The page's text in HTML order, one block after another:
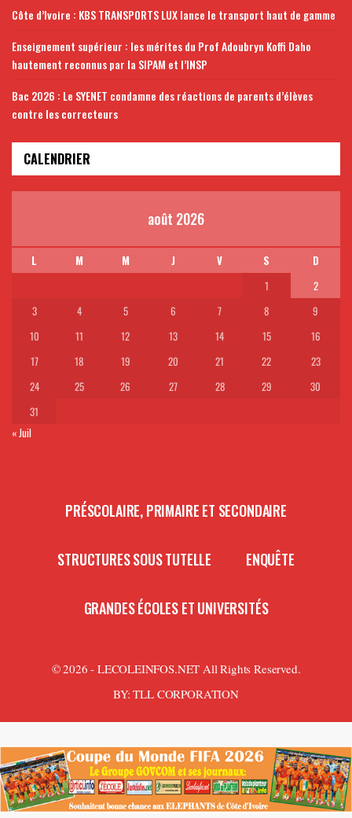
Côte d’Ivoire : KBS TRANSPORTS LUX lance le transport haut de gamme
Enseignement supérieur : les mérites du Prof Adoubryn Koffi Daho
hautement reconnus par la SIPAM et l’INSP
Bac 2026 : Le SYENET condamne des réactions de parents d’élèves
contre les correcteurs
CALENDRIER
août 2026
L M M J V S
D
1
2
3
4 5 6 7 8
9
10
11 12 13 14 15
16
17
18 19 20 21 22
23
24
25 26 27 28 29
30
31
« Juil
PRÉSCOLAIRE, PRIMAIRE ET SECONDAIRE
STRUCTURES SOUS TUTELLE ENQUÊTE
GRANDES ÉCOLES ET UNIVERSITÉS
© 2026 - LECOLEINFOS.NET All Rights Reserved.
BY:TLL CORPORATION